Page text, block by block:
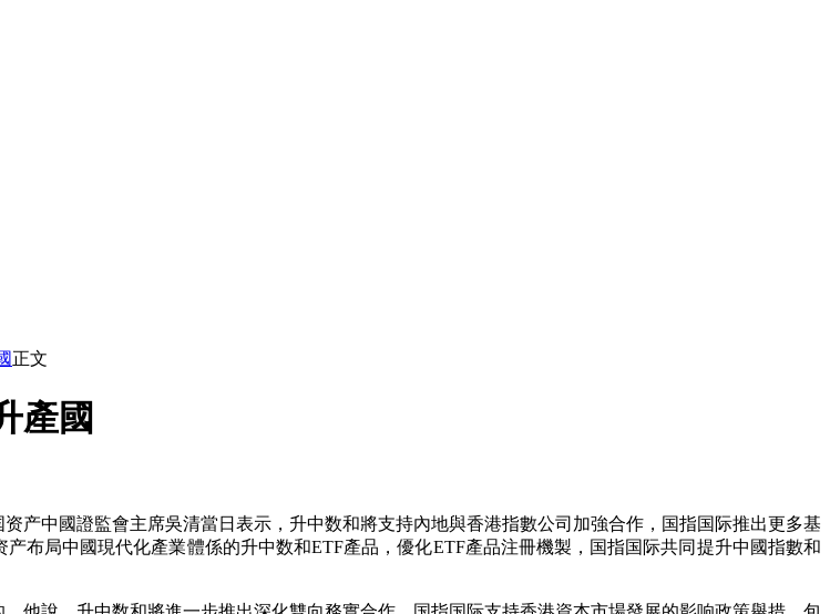
正文
產國
中國證監會主席吳清當日表示，升中数和將支持內地與香港指數公司加強合作，国指国际推出更多基
布局中國現代化產業體係的升中数和ETF產品，優化ETF產品注冊機製，国指国际共同提升中國指數和